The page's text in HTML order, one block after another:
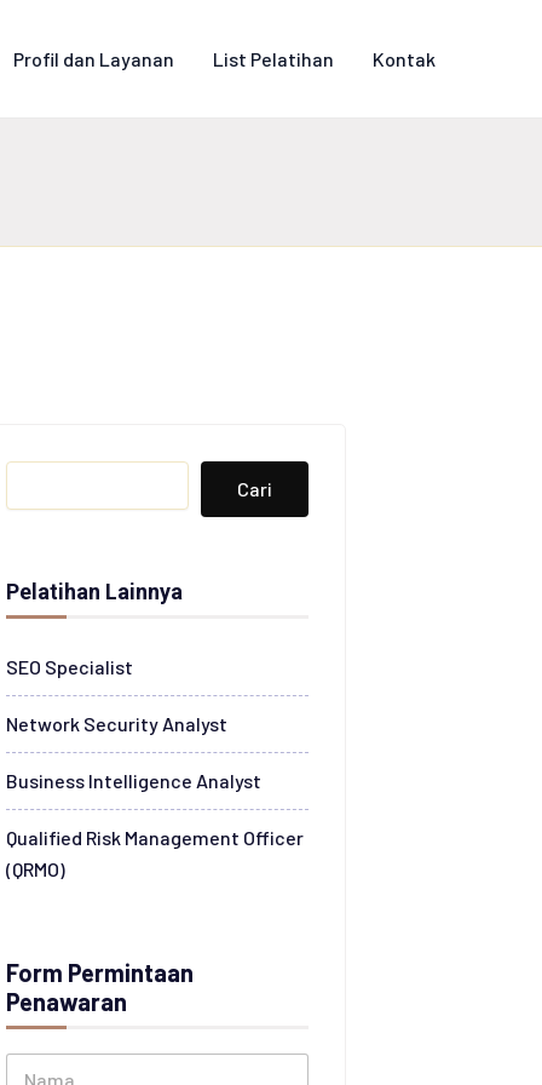
Profil dan Layanan List Pelatihan Kontak
Search
Cari
Pelatihan Lainnya
SEO Specialist
Network Security Analyst
Business Intelligence Analyst
Qualified Risk Management Officer
(QRMO)
Form Permintaan
Penawaran
N